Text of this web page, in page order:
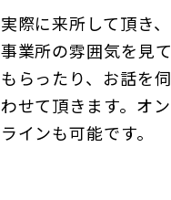
実際に来所して頂き、
事業所の雰囲気を見て
もらったり、お話を伺
わせて頂きます。オン
ラインも可能です。